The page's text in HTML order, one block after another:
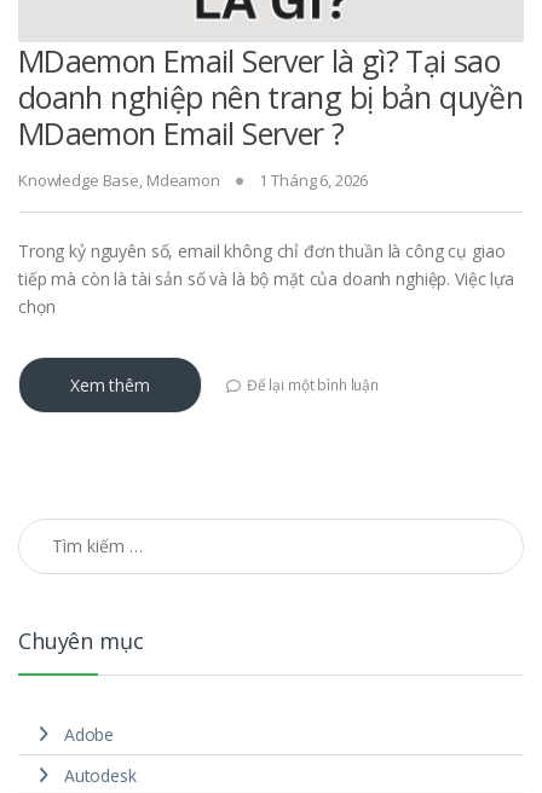
MDaemon Email Server là gì? Tại sao
doanh nghiệp nên trang bị bản quyền
MDaemon Email Server ?
Knowledge Base, Mdeamon 1 Tháng 6, 2026
Trong kỷ nguyên số, email không chỉ đơn thuần là công cụ giao
tiếp mà còn là tài sản số và là bộ mặt của doanh nghiệp. Việc lựa
chọn
Xem thêm Để lại một bình luận
Tìm kiếm cho:
Chuyên mục
Adobe
Autodesk